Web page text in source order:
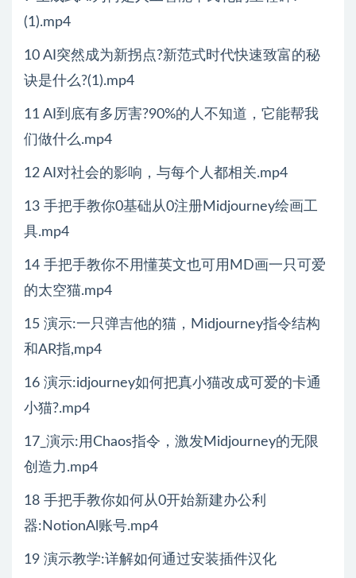
(1).mp4
10 AI突然成为新拐点?新范式时代快速致富的秘
诀是什么?(1).mp4
11 AI到底有多厉害?90%的人不知道，它能帮我
们做什么.mp4
12 AI对社会的影响，与每个人都相关.mp4
13 手把手教你0基础从0注册Midjourney绘画工
具.mp4
14 手把手教你不用懂英文也可用MD画一只可爱
的太空猫.mp4
15 演示:一只弹吉他的猫，Midjourney指令结构
和AR指,mp4
16 演示:idjourney如何把真小猫改成可爱的卡通
小猫?.mp4
17_演示:用Chaos指令，激发Midjourney的无限
创造力.mp4
18 手把手教你如何从0开始新建办公利
器:NotionAl账号.mp4
19 演示教学:详解如何通过安装插件汉化